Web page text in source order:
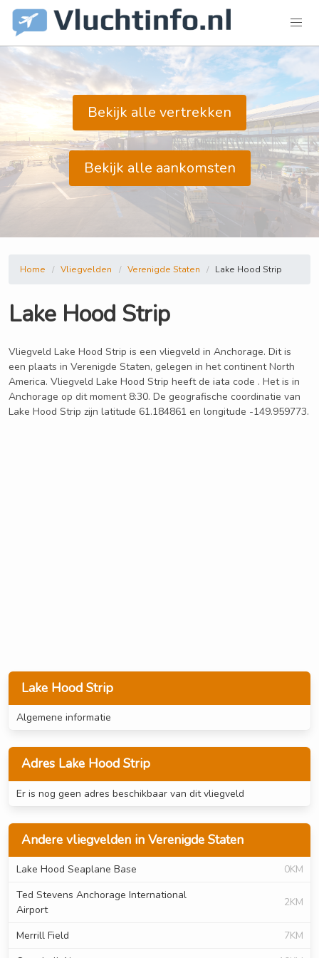
Bekijk alle vertrekken
Bekijk alle aankomsten
Lake Hood Strip
Algemene informatie
Adres Lake Hood Strip
Er is nog geen adres beschikbaar van dit vliegveld
Andere vliegvelden in Verenigde Staten
Lake Hood Seaplane Base
0KM
Ted Stevens Anchorage International
Airport
2KM
Merrill Field
7KM
Home Vliegvelden Verenigde Staten Lake Hood Strip
Lake Hood Strip
Vliegveld Lake Hood Strip is een vliegveld in Anchorage. Dit is
een plaats in Verenigde Staten, gelegen in het continent North
America. Vliegveld Lake Hood Strip heeft de iata code . Het is in
Anchorage op dit moment 8:30. De geografische coordinatie van
Lake Hood Strip zijn latitude 61.184861 en longitude -149.959773.